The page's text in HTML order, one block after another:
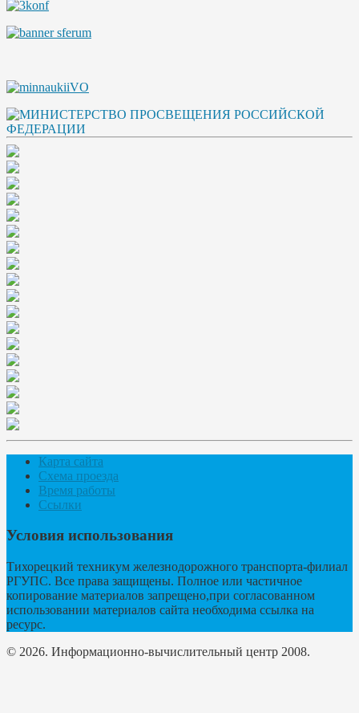
Карта сайта
Схема проезда
Время работы
Ссылки
Условия использования
Тихорецкий техникум железнодорожного транспорта-филиал
РГУПС. Все права защищены. Полное или частичное
копирование материалов запрещено,при согласованном
использовании материалов сайта необходима ссылка на
ресурс.
© 2026. Информационно-вычислительный центр 2008.